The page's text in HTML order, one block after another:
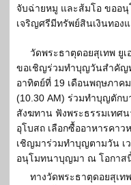
จับฉ่ายหมู และส้มโอ ขออ
เจริญศรีมีทรัพย์สินเงินทอง
วัดพระธาตุดอยสุเทพ ยู
ขอเชิญร่วมทำบุญวันสำคัญ
อาทิตย์ที่ 19 เดือนพฤษภาค
(10.30 AM) ร่วมทำบุญตักบ
สังฆทาน ฟังพระธรรมเทศ
อุโบสถ เลือกซื้ออาหารคา
เชิญมาร่วมทำบุญตามวัน เ
อนุโมทนาบุญมา ณ โอกาส
ทางวัดพระธาตุดอยสุเท